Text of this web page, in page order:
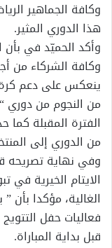
وكافة الجماهير
هذا الدوري المثير.
وأكد الحميّد في
وكافة الشركاء من
ينعكس على دعم كرة
من النجوم من دوري
الفترة المقبلة
من الدوري إلى
وفي نهاية تصريحه
الايتام الخيرية
الغالية، مؤكدا
فعاليات حفل
قبل بداية المباراة.